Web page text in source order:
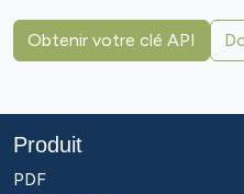
Obtenir votre clé API
Produit
PDF